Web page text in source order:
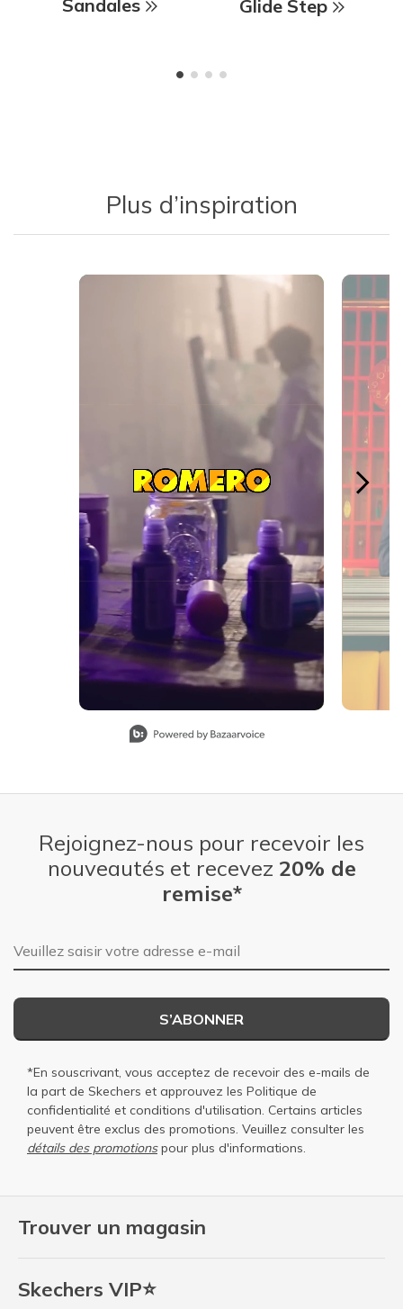
Sandales Glide Step
Plus d’inspiration
Media Carousel
Carousel with product photos. Use the previous and next
Trouver un magasin
Skechers VIP⭐
Rejoignez-nous pour recevoir les
nouveautés et recevez 20% de
remise*
Adresse e-mail
S’ABONNER
*En souscrivant, vous acceptez de recevoir des e-mails de
la part de Skechers et approuvez les Politique de
confidentialité et conditions d'utilisation. Certains articles
peuvent être exclus des promotions. Veuillez consulter les
détails des promotionspour plus d'informations.